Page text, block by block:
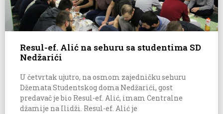
Resul-ef. Alić na sehuru sa studentima SD
Nedžarići
U četvrtak ujutro, na osmom zajedničku sehuru
Džemata Studentskog doma Nedžarići, gost
predavač je bio Resul-ef. Alić, imam Centralne
džamije na Ilidži. Resul-ef. Alić je